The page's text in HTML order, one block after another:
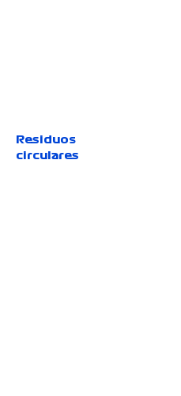
Residuos
circulares